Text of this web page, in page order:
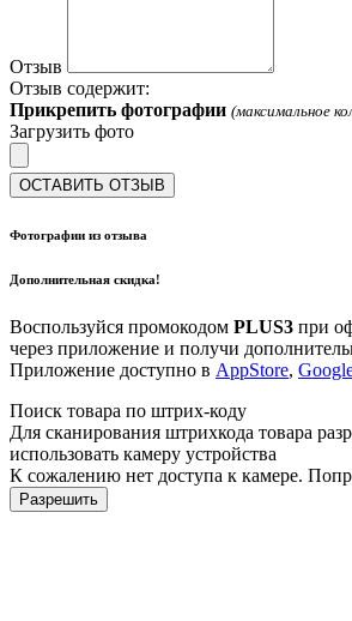
Отзыв
Отзыв содержит:
Прикрепить фотографии (максимальное
Загрузить фото
ОСТАВИТЬ ОТЗЫВ
Фотографии из отзыва
Дополнительная скидка!
Воспользуйся промокодом PLUS3 при
через приложение и получи
Приложение доступно в AppStore,
Поиск товара по штрих-коду
Для сканирования штрихкода товара
использовать камеру устройства
К сожалению нет доступа к камере.
Разрешить